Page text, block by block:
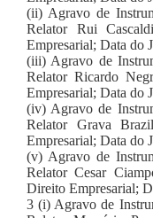
(ii) Agravo de
Relator Rui
Empresarial; Data do
(iii) Agravo de
Relator Ricardo
Empresarial; Data do
(iv) Agravo de
Relator Grava
Empresarial; Data do
(v) Agravo de
Relator Cesar
Direito Empresarial;
3 (i) Agravo de